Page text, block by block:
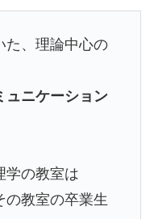
た、理論中心の
ュニケーション
学の教室は
の教室の卒業生